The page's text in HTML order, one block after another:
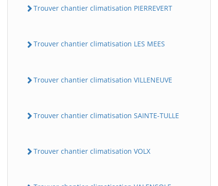
Trouver chantier climatisation PIERREVERT
Trouver chantier climatisation LES MEES
Trouver chantier climatisation VILLENEUVE
Trouver chantier climatisation SAINTE-TULLE
Trouver chantier climatisation VOLX